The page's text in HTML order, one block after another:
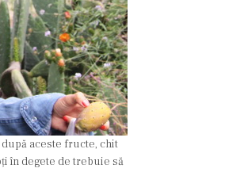
aceste fructe, chit
în degete de trebuie să